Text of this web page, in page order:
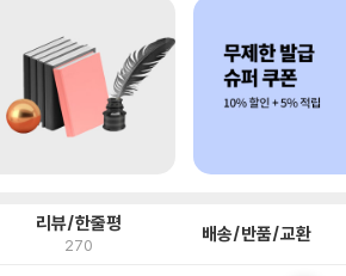
리뷰/한줄평
270 배송/반품/교환